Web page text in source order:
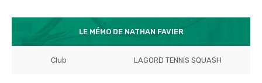
LE MÉMO DE NATHAN FAVIER
Club LAGORD TENNIS SQUASH